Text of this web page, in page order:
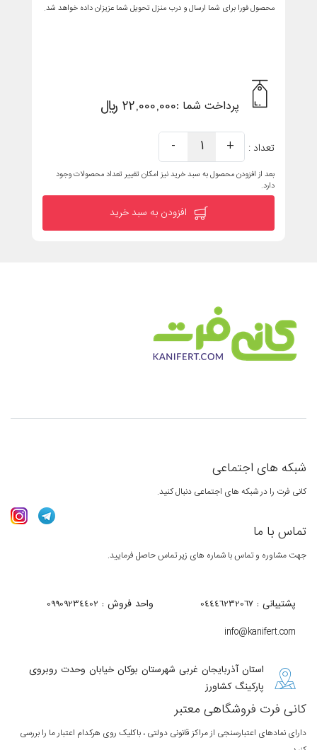
محصول فورا برای شما ارسال و درب منزل تحویل شما عزیزان داده خواهد شد.
پرداخت شما :22,000,000 ریال
تعداد : +
1
-
بعد از افزودن محصول به سبد خرید نیز امکان تغییر تعداد محصولات وجود
دارد.
افزودن به سبد خرید
شبکه های اجتماعی
کانی فرت را در شبکه های اجتماعی دنبال کنید.
تماس با ما
جهت مشاوره و تماس با شماره های زیر تماس حاصل فرمایید.
پشتیبانی : 04446232067 واحد فروش : 09909234402
info@kanifert.com
استان آذربایجان غربی شهرستان بوکان خیابان وحدت روبروی
پارکینگ کشاورز
کانی فرت فروشگاهی معتبر
دارای نمادهای اعتبارسنجی از مراکز قانونی دولتی ، باکلیک روی هرکدام اعتبار ما را بررسی